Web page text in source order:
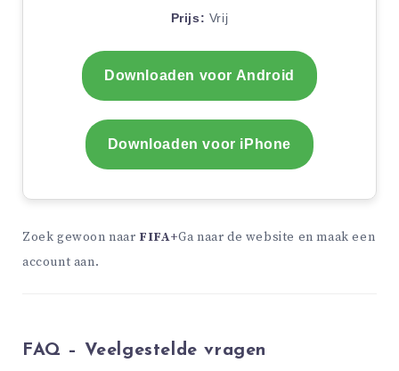
Prijs: Vrij
Downloaden voor Android
Downloaden voor iPhone
Zoek gewoon naar FIFA+Ga naar de website en maak een
account aan.
FAQ – Veelgestelde vragen